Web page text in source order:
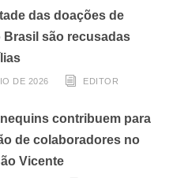
das doações de
Brasil são recusadas
DE 2026 EDITOR
contribuem para
de colaboradores no
Vicente